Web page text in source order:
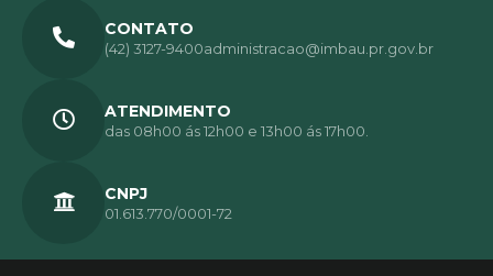
CONTATO
(42) 3127-9400administracao@imbau.pr.gov.br
ATENDIMENTO
das 08h00 ás 12h00 e 13h00 ás 17h00.
CNPJ
01.613.770/0001-72